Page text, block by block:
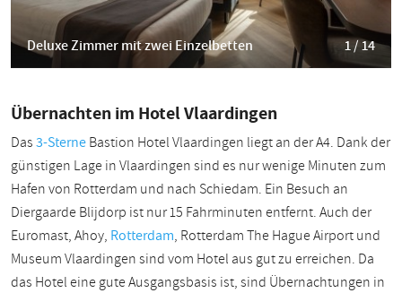
Deluxe Zimmer mit zwei Einzelbetten 1 / 14
Übernachten im Hotel Vlaardingen
Das3-SterneBastion Hotel Vlaardingen liegt an der A4. Dank der
günstigen Lage in Vlaardingen sind es nur wenige Minuten zum
Hafen von Rotterdam und nach Schiedam. Ein Besuch an
Diergaarde Blijdorp ist nur 15 Fahrminuten entfernt. Auch der
Euromast, Ahoy, Rotterdam, Rotterdam The Hague Airport und
Museum Vlaardingen sind vom Hotel aus gut zu erreichen. Da
das Hotel eine gute Ausgangsbasis ist, sind Übernachtungen in